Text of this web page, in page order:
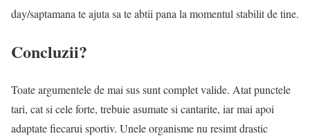
day/saptamana te ajuta sa te abtii pana la momentul stabilit de tine.
Concluzii?
Toate argumentele de mai sus sunt complet valide. Atat punctele
tari, cat si cele forte, trebuie asumate si cantarite, iar mai apoi
adaptate fiecarui sportiv. Unele organisme nu resimt drastic